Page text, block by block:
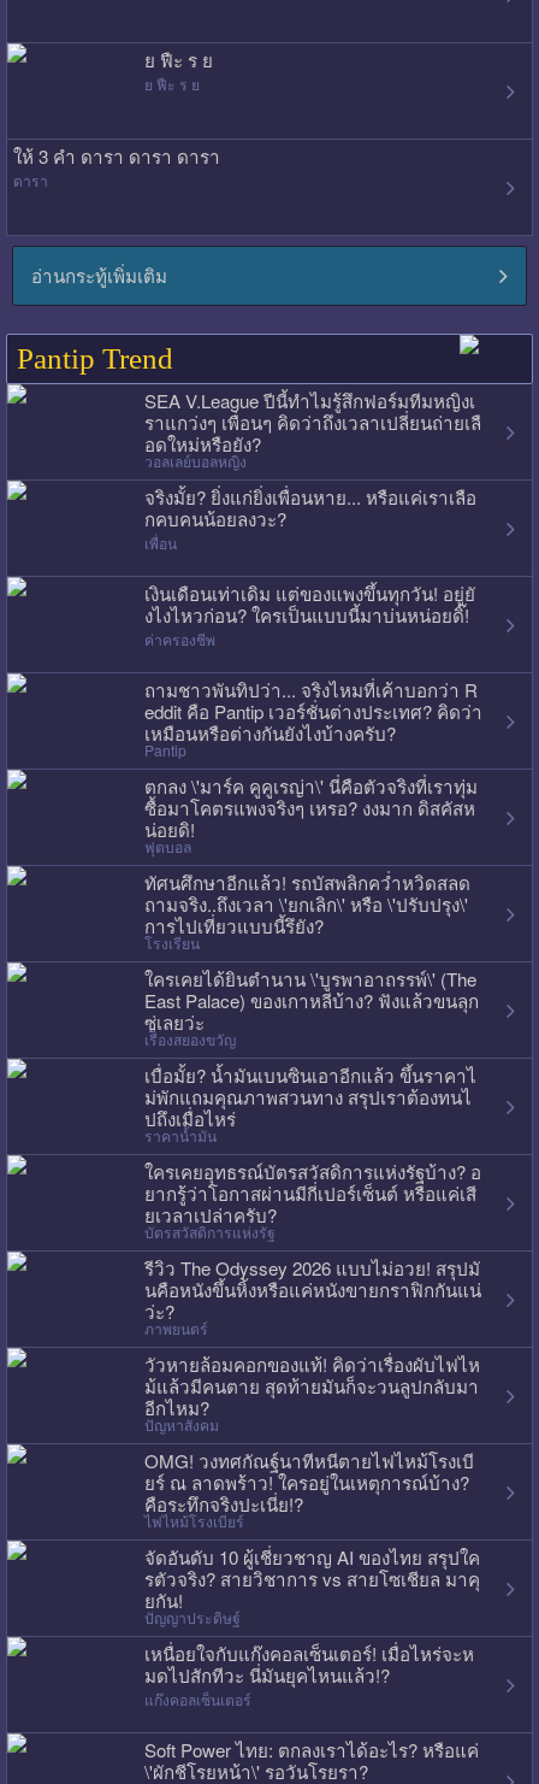
ย ฟืะ ร ย
ย ฟืะ ร ย
ให้ 3 คำ ดารา ดารา ดารา
ดารา
อ่านกระทู้เพิ่มเติม
Pantip Trend
SEA V.League ปีนี้ทำไมรู้สึกฟอร์มทีมหญิงเ
ราแกว่งๆ เพื่อนๆ คิดว่าถึงเวลาเปลี่ยนถ่ายเลื
อดใหม่หรือยัง?
วอลเลย์บอลหญิง
จริงมั้ย? ยิ่งแก่ยิ่งเพื่อนหาย... หรือแค่เราเลือ
กคบคนน้อยลงวะ?
เพื่อน
เงินเดือนเท่าเดิม แต่ของแพงขึ้นทุกวัน! อยู่ยั
งไงไหวก่อน? ใครเป็นแบบนี้มาบ่นหน่อยดิ๊!
ค่าครองชีพ
ถามชาวพันทิปว่า... จริงไหมที่เค้าบอกว่า R
eddit คือ Pantip เวอร์ชั่นต่างประเทศ? คิดว่า
เหมือนหรือต่างกันยังไงบ้างครับ?
Pantip
ตกลง \'มาร์ค คูคูเรญ่า\' นี่คือตัวจริงที่เราทุ่ม
ซื้อมาโคตรแพงจริงๆ เหรอ? งงมาก ดิสคัสห
น่อยดิ!
ฟุตบอล
ทัศนศึกษาอีกแล้ว! รถบัสพลิกคว่ำหวิดสลด
ถามจริง..ถึงเวลา \'ยกเลิก\' หรือ \'ปรับปรุง\'
การไปเที่ยวแบบนี้รึยัง?
โรงเรียน
ใครเคยได้ยินตำนาน \'บูรพาอาถรรพ์\' (The
East Palace) ของเกาหลีบ้าง? ฟังแล้วขนลุก
ซู่เลยว่ะ
เรื่องสยองขวัญ
เบื่อมั้ย? น้ำมันเบนซินเอาอีกแล้ว ขึ้นราคาไ
ม่พักแถมคุณภาพสวนทาง สรุปเราต้องทนไ
ปถึงเมื่อไหร่
ราคาน้ำมัน
ใครเคยอุทธรณ์บัตรสวัสดิการแห่งรัฐบ้าง? อ
ยากรู้ว่าโอกาสผ่านมีกี่เปอร์เซ็นต์ หรือแค่เสี
ยเวลาเปล่าครับ?
บัตรสวัสดิการแห่งรัฐ
รีวิว The Odyssey 2026 แบบไม่อวย! สรุปมั
นคือหนังขึ้นหิ้งหรือแค่หนังขายกราฟิกกันแน่
ว่ะ?
ภาพยนตร์
วัวหายล้อมคอกของแท้! คิดว่าเรื่องผับไฟไห
ม้แล้วมีคนตาย สุดท้ายมันก็จะวนลูปกลับมา
อีกไหม?
ปัญหาสังคม
OMG! วงทศกัณฐ์นาทีหนีตายไฟไหม้โรงเบี
ยร์ ณ ลาดพร้าว! ใครอยู่ในเหตุการณ์บ้าง?
คือระทึกจริงปะเนี่ย!?
ไฟไหม้โรงเบียร์
จัดอันดับ 10 ผู้เชี่ยวชาญ AI ของไทย สรุปใค
รตัวจริง? สายวิชาการ vs สายโซเชียล มาคุ
ยกัน!
ปัญญาประดิษฐ์
เหนื่อยใจกับแก๊งคอลเซ็นเตอร์! เมื่อไหร่จะห
มดไปสักทีวะ นี่มันยุคไหนแล้ว!?
แก๊งคอลเซ็นเตอร์
Soft Power ไทย: ตกลงเราได้อะไร? หรือแค่
\'ผักชีโรยหน้า\' รอวันโรยรา?